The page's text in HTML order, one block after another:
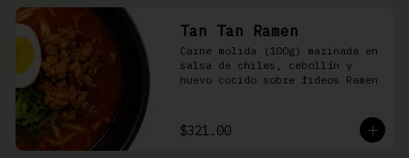
Tan Tan Ramen
Carne molida (100g) marinada en
salsa de chiles, cebollín y
huevo cocido sobre fideos Ramen
$321.00